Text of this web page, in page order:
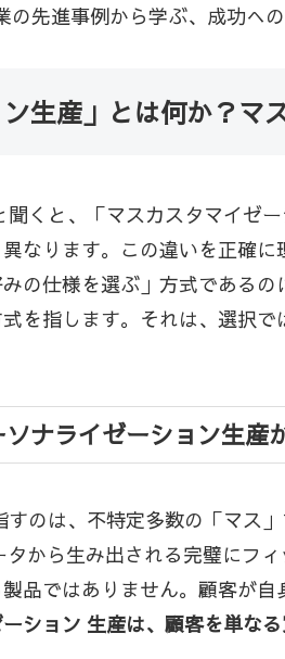
の先進事例から学ぶ、成功へ
ン生産」とは何か？
聞くと、「マスカスタマイ
なります。この違いを正確
の仕様を選ぶ」方式である
を指します。それは、選択
ナライゼーション生産
のは、不特定多数の「マス
から生み出される完璧にフ
品ではありません。顧客が
ション 生産は、顧客を単な